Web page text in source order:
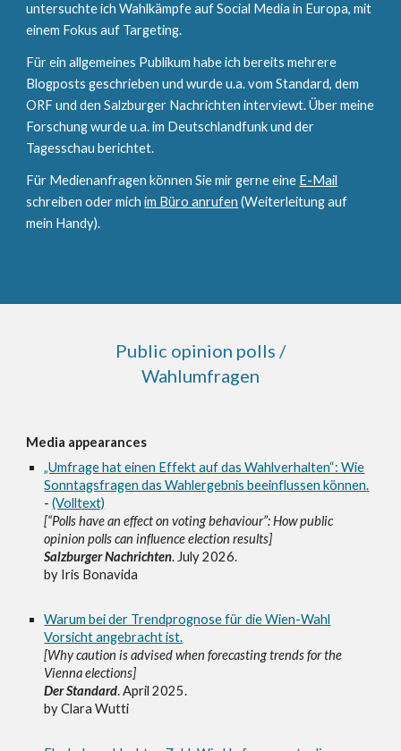
untersuchte ich Wahlkämpfe auf Social Media in Europa, mit
einem Fokus auf Targeting.
Für ein allgemeines Publikum habe ich bereits mehrere
Blogposts geschrieben und wurde u.a. vom Standard, dem
ORF und den Salzburger Nachrichten interviewt. Über meine
Forschung wurde u.a. im Deutschlandfunk und der
Tagesschau berichtet.
Für Medienanfragen können Sie mir gerne eine E-Mail
schreibenoder michim Büro anrufen (Weiterleitung auf
mein Handy).
Public opinion polls /
Wahlumfragen
Media appearances
„Umfrage hat einen Effekt auf das Wahlverhalten“: Wie
Sonntagsfragen das Wahlergebnis beeinflussen können.
- (Volltext)
[“Polls have an effect on voting behaviour”: How public
opinion polls can influence election results]
Salzburger Nachrichten. July 2026.
by Iris Bonavida
Warum bei der Trendprognose für die Wien-Wahl
Vorsicht angebracht ist.
[Why caution is advised when forecasting trends for the
Vienna elections]
Der Standard. April 2025.
by Clara Wutti